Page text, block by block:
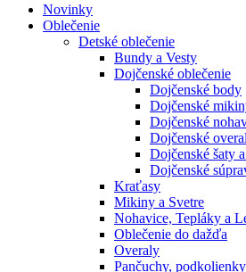
Novinky
Oblečenie
Detské oblečenie
Bundy a Vesty
Dojčenské oblečenie
Dojčenské body
Dojčenské
Dojčenské
Dojčenské
Dojčenské šaty
Dojčenské
Kraťasy
Mikiny a Svetre
Nohavice, Tepláky a
Oblečenie do dažďa
Overaly
Pančuchy,